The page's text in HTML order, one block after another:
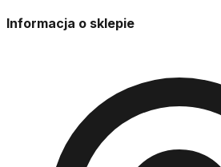
Informacja o sklepie